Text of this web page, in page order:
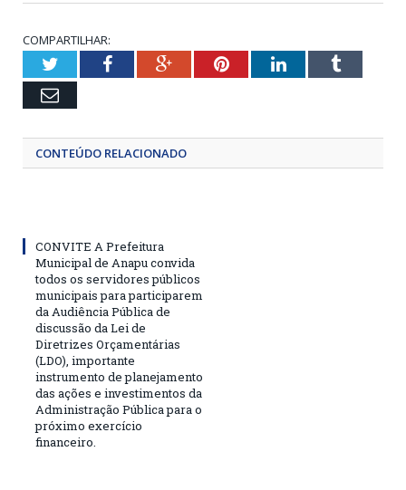
COMPARTILHAR:
TwitterFacebookGoogle+PinterestLinkedInTumblr
Email
CONTEÚDO RELACIONADO
CONVITE A Prefeitura
Municipal de Anapu convida
todos os servidores públicos
municipais para participarem
da Audiência Pública de
discussão da Lei de
Diretrizes Orçamentárias
(LDO), importante
instrumento de planejamento
das ações e investimentos da
Administração Pública para o
próximo exercício
financeiro.